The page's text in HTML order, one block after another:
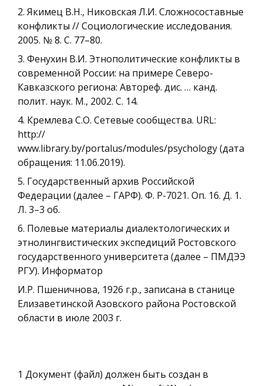
2. Якимец В.Н., Никовская Л.И. Сложносоставные
конфликты // Социологические исследования.
2005. № 8. С. 77–80.
3. Фенухин В.И. Этнополитические конфликты в
современной России: на примере Северо-
Кавказского региона: Автореф. дис. … канд.
полит. наук. М., 2002. С. 14.
4. Кремлева С.О. Сетевые сообщества. URL:
http://
www.library.by/portalus/modules/psychology (дата
обращения: 11.06.2019).
5. Государственный архив Российской
Федерации (далее – ГАРФ). Ф. Р-7021. Оп. 16. Д. 1.
Л. 3–3 об.
6. Полевые материалы диалектологических и
этнолингвистических экспедиций Ростовского
государственного университета (далее – ПМДЭЭ
РГУ). Информатор
И.Р. Пшеничнова, 1926 г.р., записана в станице
Елизаветинской Азовского района Ростовской
области в июле 2003 г.
1 Документ (файл) должен быть создан в